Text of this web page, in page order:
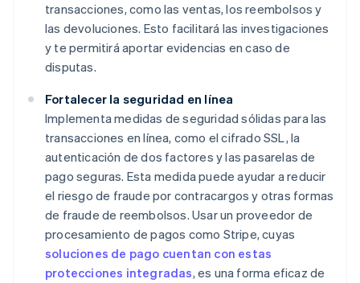
transacciones, como las ventas, los reembolsos y
las devoluciones. Esto facilitará las investigaciones
y te permitirá aportar evidencias en caso de
disputas.
Fortalecer la seguridad en línea
Implementa medidas de seguridad sólidas para las
transacciones en línea, como el cifrado SSL, la
autenticación de dos factores y las pasarelas de
pago seguras. Esta medida puede ayudar a reducir
el riesgo de fraude por contracargos y otras formas
de fraude de reembolsos. Usar un proveedor de
procesamiento de pagos como Stripe, cuyas
soluciones de pago cuentan con estas
protecciones integradas, es una forma eficaz de